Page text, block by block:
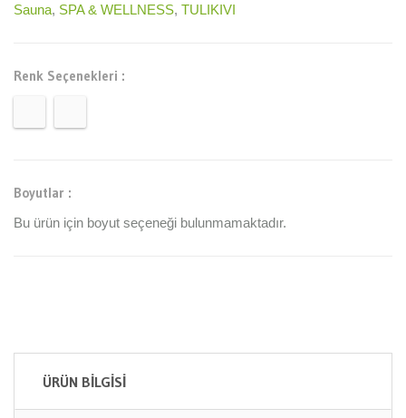
Sauna, SPA & WELLNESS, TULIKIVI
Renk Seçenekleri :
Boyutlar :
Bu ürün için boyut seçeneği bulunmamaktadır.
ÜRÜN BİLGİSİ